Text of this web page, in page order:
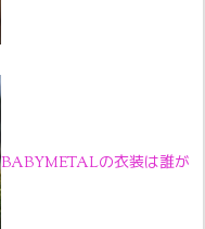
BABYMETALの衣装は誰が